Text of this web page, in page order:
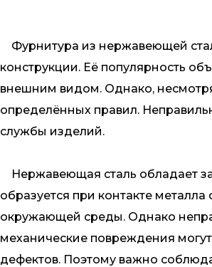
Фурнитура из нержавеющей
конструкции. Её популярность
внешним видом. Однако,
определённых правил.
службы изделий.
Нержавеющая сталь обладает
образуется при контакте
окружающей среды. Однако
механические повреждения
дефектов. Поэтому важно